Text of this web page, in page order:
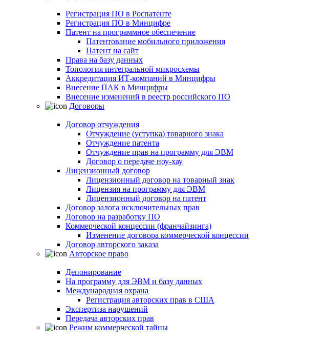
Регистрация ПО в Роспатенте
Регистрация ПО в Минцифре
Патент на программное обеспечение
Патентование мобильного приложения
Патент на сайт
Права на базу данных
Топология интегральной микросхемы
Аккредитация ИТ-компаний в Минцифры
Внесение ПАК в Минцифры
Внесение изменений в реестр российского ПО
Договоры
Договор отчуждения
Отчуждение (уступка) товарного знака
Отчуждение патента
Отчуждение прав на программу для ЭВМ
Договор о передаче ноу-хау
Лицензионный договор
Лицензионный договор на товарный знак
Лицензия на программу для ЭВМ
Лицензионный договор на патент
Договор залога исключительных прав
Договор на разработку ПО
Коммерческой концессии (франчайзинга)
Изменение договора коммерческой концессии
Договор авторского заказа
Авторское право
Депонирование
На программу для ЭВМ и базу данных
Международная охрана
Регистрация авторских прав в США
Экспертиза нарушений
Передача авторских прав
Режим коммерческой тайны